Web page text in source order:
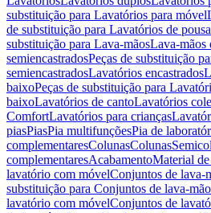
substituição para Lavatórios para móvel
de substituição para Lavatórios de
substituição para Lava-mãosLava-mãos
semiencastradosPeças de substituição
semiencastradosLavatórios encastrados
baixoPeças de substituição para
baixoLavatórios de cantoLavatórios
ComfortLavatórios para crianças
piasPiasPia multifunçõesPia de
complementaresColunasColunas
complementaresAcabamentoMaterial
lavatório com móvelConjuntos de lava-
substituição para Conjuntos de lava-
lavatório com móvelConjuntos de